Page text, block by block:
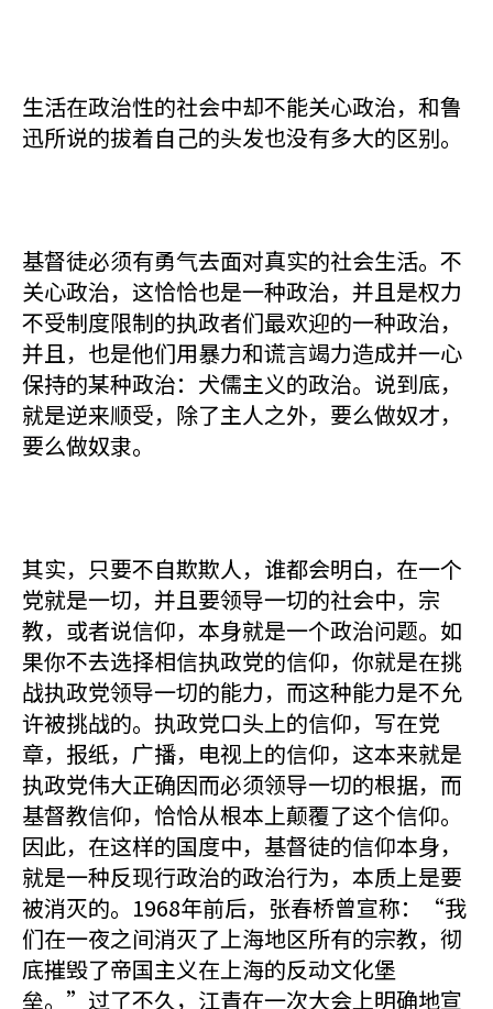
生活在政治性的社会中却不能关心政治，和鲁
迅所说的拔着自己的头发也没有多大的区别。
基督徒必须有勇气去面对真实的社会生活。不
关心政治，这恰恰也是一种政治，并且是权力
不受制度限制的执政者们最欢迎的一种政治，
并且，也是他们用暴力和谎言竭力造成并一心
保持的某种政治：犬儒主义的政治。说到底，
就是逆来顺受，除了主人之外，要么做奴才，
要么做奴隶。
其实，只要不自欺欺人，谁都会明白，在一个
党就是一切，并且要领导一切的社会中，宗
教，或者说信仰，本身就是一个政治问题。如
果你不去选择相信执政党的信仰，你就是在挑
战执政党领导一切的能力，而这种能力是不允
许被挑战的。执政党口头上的信仰，写在党
章，报纸，广播，电视上的信仰，这本来就是
执政党伟大正确因而必须领导一切的根据，而
基督教信仰，恰恰从根本上颠覆了这个信仰。
因此，在这样的国度中，基督徒的信仰本身，
就是一种反现行政治的政治行为，本质上是要
被消灭的。1968年前后，张春桥曾宣称：“我
们在一夜之间消灭了上海地区所有的宗教，彻
底摧毁了帝国主义在上海的反动文化堡
垒。”过了不久，江青在一次大会上明确地宣